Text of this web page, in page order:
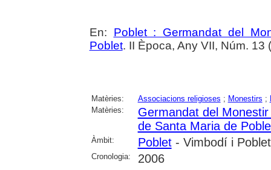
En: Poblet : Germandat del
Poblet. II Època, Any VII, Núm. 13
Matèries: Associacions religioses ; Monestirs ;
Matèries:
Germandat del
de Santa Maria de
Àmbit: Poblet- Vimbodí i Poblet
Cronologia: 2006